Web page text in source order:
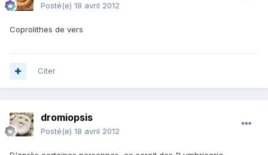
Posté(e) 18 avril 2012
Coprolithes de vers
Citer
dromiopsis
Posté(e) 18 avril 2012